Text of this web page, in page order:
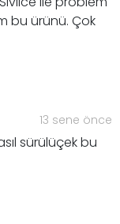
bu ürünü. Çok
13 sene önce
sürülüçek bu